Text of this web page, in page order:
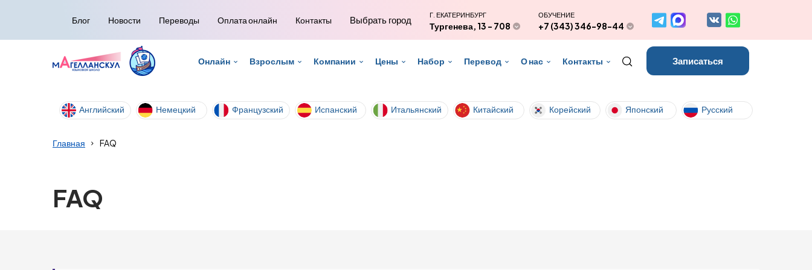
Блог Новости Переводы Оплата онлайн Контакты Выбрать город Г. ЕКАТЕРИНБУРГ
Тургенева, 13 - 708
ОБУЧЕНИЕ
+7 (343) 346-98-44
Онлайн Взрослым Компании Цены Набор Перевод О нас Контакты Записаться
Английский Немецкий Французский Испанский Итальянский Китайский Корейский Японский Русский
Главная FAQ
FAQ